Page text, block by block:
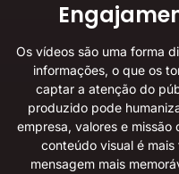
Os vídeos são uma forma
informações, o que os
captar a atenção do
produzido pode
empresa, valores e
conteúdo visual é
mensagem mais